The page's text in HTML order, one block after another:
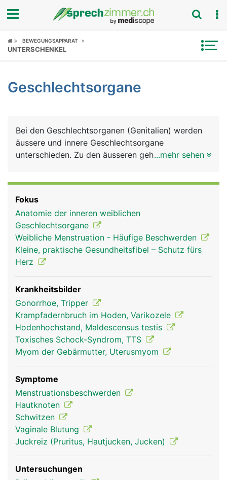
Fokus
Symptome
News
Rubriken
BEWEGUNGSAPPARAT
UNTERSCHENKEL
Geschlechtsorgane
Bei den Geschlechtsorganen (Genitalien) werden
äussere und innere Geschlechtsorgane
unterschieden. Zu den äusseren gehören Penis und
den inneren Geschlechtsorganen zählen beim
Mann die Hoden, Nebenhoden, Samenblasen,
Samenleiter und Prostata und bei der Frau die
Scheide (Vagina), Gebärmutter, Eileiter und
Eierstöcke. Auch die weiblichen Brüste zählen zu
den Geschlechtsorganen. Die Geschlechtsorgane
dienen vor allem zur Fortpflanzung und
Hormonproduktion sowie zur Befriedigung der
sexuellen Lust. Beim Mann dient der Penis auch
zur Ausscheidung von Urin.
Geschlechtsorgane
Frau
Mann
...mehr sehen
Fokus
Anatomie der inneren weiblichen
Geschlechtsorgane
Weibliche Menstruation - Häufige Beschwerden
Kleine, praktische Gesundheitsfibel – Schutz fürs
Herz
Krankheitsbilder
Gonorrhoe, Tripper
Krampfadernbruch im Hoden, Varikozele
Hodenhochstand, Maldescensus testis
Toxisches Schock-Syndrom, TTS
Myom der Gebärmutter, Uterusmyom
Symptome
Menstruationsbeschwerden
Hautknoten
Schwitzen
Vaginale Blutung
Juckreiz (Pruritus, Hautjucken, Jucken)
Untersuchungen